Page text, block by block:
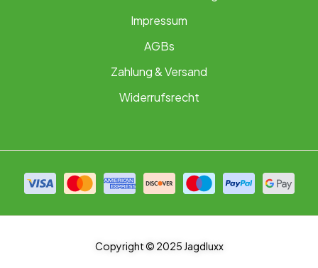
Impressum
AGBs
Zahlung & Versand
Widerrufsrecht
Copyright © 2025 Jagdluxx